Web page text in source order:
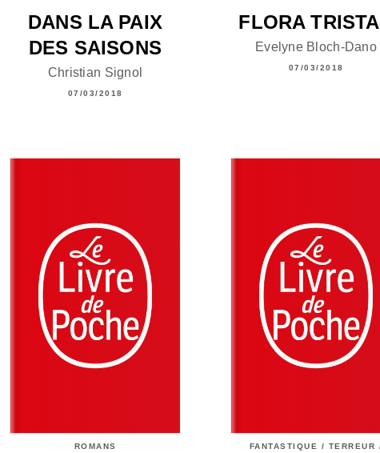
DANS LA PAIX
DES SAISONS
Christian Signol
07/03/2018
FLORA
Evelyne Bloch-Dano
07/03/2018
ROMANS
FANTASTIQUE / TERREUR